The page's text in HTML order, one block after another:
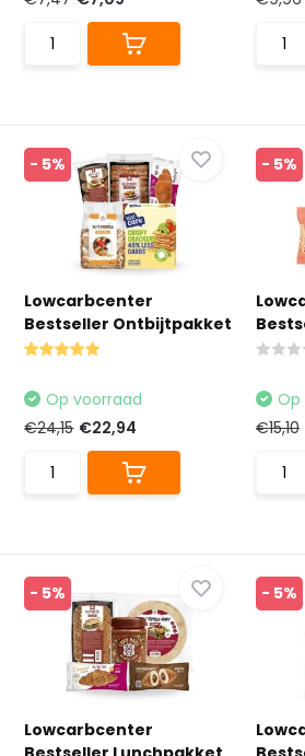
- 5%
Lowcarbcenter
Bestseller Ontbijtpakket
Op voorraad
€24,15 €22,94
- 5%
Op
€15,10
- 5%
Lowcarbcenter
- 5%